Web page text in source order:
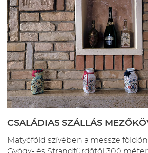
CSALÁDIAS SZÁLLÁS
Matyóföld szívében a messze
Gyógy- és Strandfürdőtől 300